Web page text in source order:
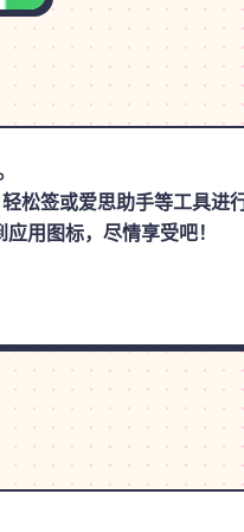
松签或爱思助手等工具进
用图标，尽情享受吧！